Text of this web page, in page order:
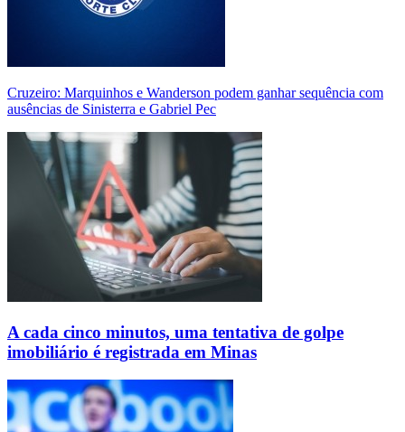
Cruzeiro: Marquinhos e Wanderson podem ganhar sequência com
ausências de Sinisterra e Gabriel Pec
A cada cinco minutos, uma tentativa de golpe
imobiliário é registrada em Minas